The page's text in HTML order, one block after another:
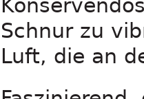
Schnur zu
Luft, die an